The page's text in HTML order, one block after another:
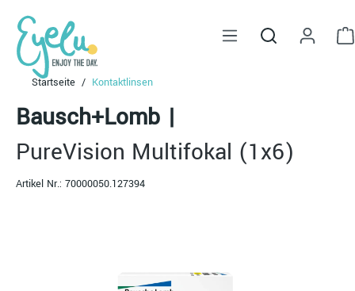
springen
Startseite Kontaktlinsen
Bausch+Lomb |
PureVision Multifokal (1x6)
Artikel Nr.: 70000050.127394